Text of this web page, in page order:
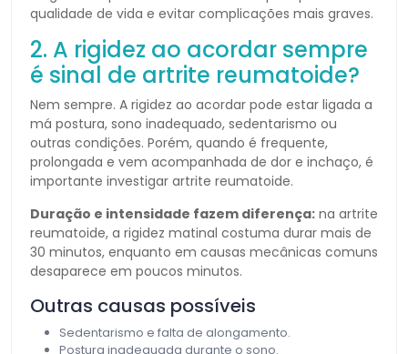
qualidade de vida e evitar complicações mais graves.
2. A rigidez ao acordar sempre
é sinal de artrite reumatoide?
Nem sempre. A rigidez ao acordar pode estar ligada a
má postura, sono inadequado, sedentarismo ou
outras condições. Porém, quando é frequente,
prolongada e vem acompanhada de dor e inchaço, é
importante investigar artrite reumatoide.
Duração e intensidade fazem diferença: na artrite
reumatoide, a rigidez matinal costuma durar mais de
30 minutos, enquanto em causas mecânicas comuns
desaparece em poucos minutos.
Outras causas possíveis
Sedentarismo e falta de alongamento.
Postura inadequada durante o sono.